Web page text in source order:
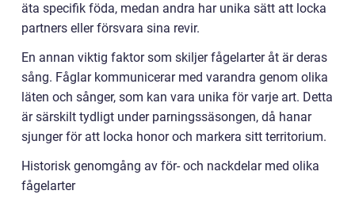
äta specifik föda, medan andra har unika sätt att locka
partners eller försvara sina revir.
En annan viktig faktor som skiljer fågelarter åt är deras
sång. Fåglar kommunicerar med varandra genom olika
läten och sånger, som kan vara unika för varje art. Detta
är särskilt tydligt under parningssäsongen, då hanar
sjunger för att locka honor och markera sitt territorium.
Historisk genomgång av för- och nackdelar med olika
fågelarter